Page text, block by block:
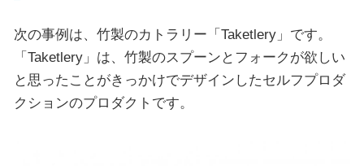
次の事例は、竹製のカトラリー「Taketlery」です。
「Taketlery」は、竹製のスプーンとフォークが欲しい
と思ったことがきっかけでデザインしたセルフプロダ
クションのプロダクトです。